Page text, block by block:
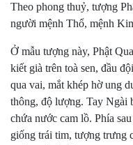
Theo phong thuỷ, tượng
người mệnh Thổ, mệnh
Ở mẫu tượng này, Phật
kiết già trên toà sen, đầu
qua vai, mắt khép hờ ung
thông, độ lượng. Tay Ngài
chứa nước cam lồ. Phía
giống trái tim, tượng trưng